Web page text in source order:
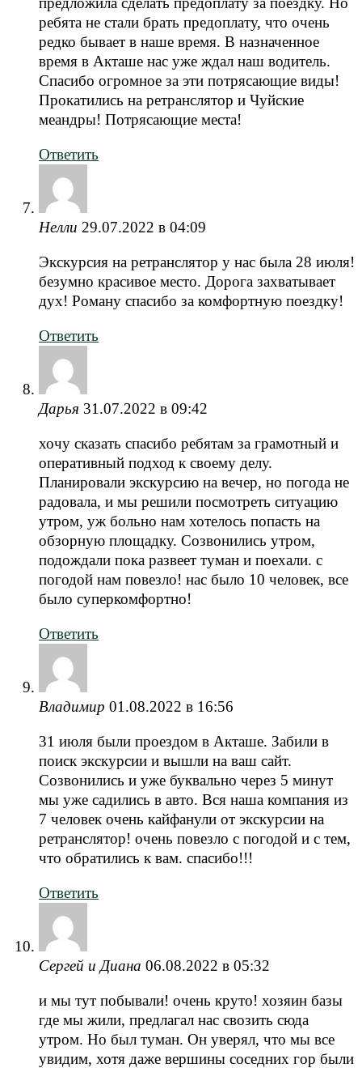
ребята не стали брать предоплату, что очень
редко бывает в наше время. В назначенное
время в Акташе нас уже ждал наш водитель.
Спасибо огромное за эти потрясающие виды!
Прокатились на ретранслятор и Чуйские
меандры! Потрясающие места!
Ответить
Нелли 29.07.2022 в 04:09
Экскурсия на ретранслятор у нас была 28 июля!
безумно красивое место. Дорога захватывает
дух! Роману спасибо за комфортную поездку!
Ответить
Дарья 31.07.2022 в 09:42
хочу сказать спасибо ребятам за грамотный и
оперативный подход к своему делу.
Планировали экскурсию на вечер, но погода не
радовала, и мы решили посмотреть ситуацию
утром, уж больно нам хотелось попасть на
обзорную площадку. Созвонились утром,
подождали пока развеет туман и поехали. с
погодой нам повезло! нас было 10 человек, все
было суперкомфортно!
Ответить
Владимир 01.08.2022 в 16:56
31 июля были проездом в Акташе. Забили в
поиск экскурсии и вышли на ваш сайт.
Созвонились и уже буквально через 5 минут
мы уже садились в авто. Вся наша компания из
7 человек очень кайфанули от экскурсии на
ретранслятор! очень повезло с погодой и с тем,
что обратились к вам. спасибо!!!
Ответить
Сергей и Диана 06.08.2022 в 05:32
и мы тут побывали! очень круто! хозяин базы
где мы жили, предлагал нас свозить сюда
утром. Но был туман. Он уверял, что мы все
увидим, хотя даже вершины соседних гор были